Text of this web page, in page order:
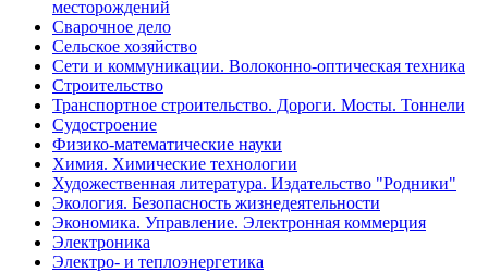
месторождений
Сварочное дело
Сельское хозяйство
Сети и коммуникации. Волоконно-оптическая техника
Строительство
Транспортное строительство. Дороги. Мосты. Тоннели
Судостроение
Физико-математические науки
Химия. Химические технологии
Художественная литература. Издательство "Родники"
Экология. Безопасность жизнедеятельности
Экономика. Управление. Электронная коммерция
Электроника
Электро- и теплоэнергетика